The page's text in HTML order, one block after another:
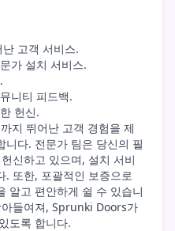
고객 서비스.
가 설치 서비스.
니티 피드백.
헌신.
지 뛰어난 고객 경험을 제
니다. 전문가 팀은 당신의 필
신하고 있으며, 설치 서비
. 또한, 포괄적인 보증으로
알고 편안하게 쉴 수 있습니
들여져, Sprunki Doors가
도록 합니다.